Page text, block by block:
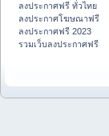
ลงประกาศฟรี ทั่วไทย
ลงประกาศโฆษณาฟรี
ลงประกาศฟรี 2023
รวมเว็บลงประกาศฟรี